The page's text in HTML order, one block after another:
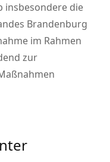
insbesondere die
Brandenburg
im Rahmen
zur